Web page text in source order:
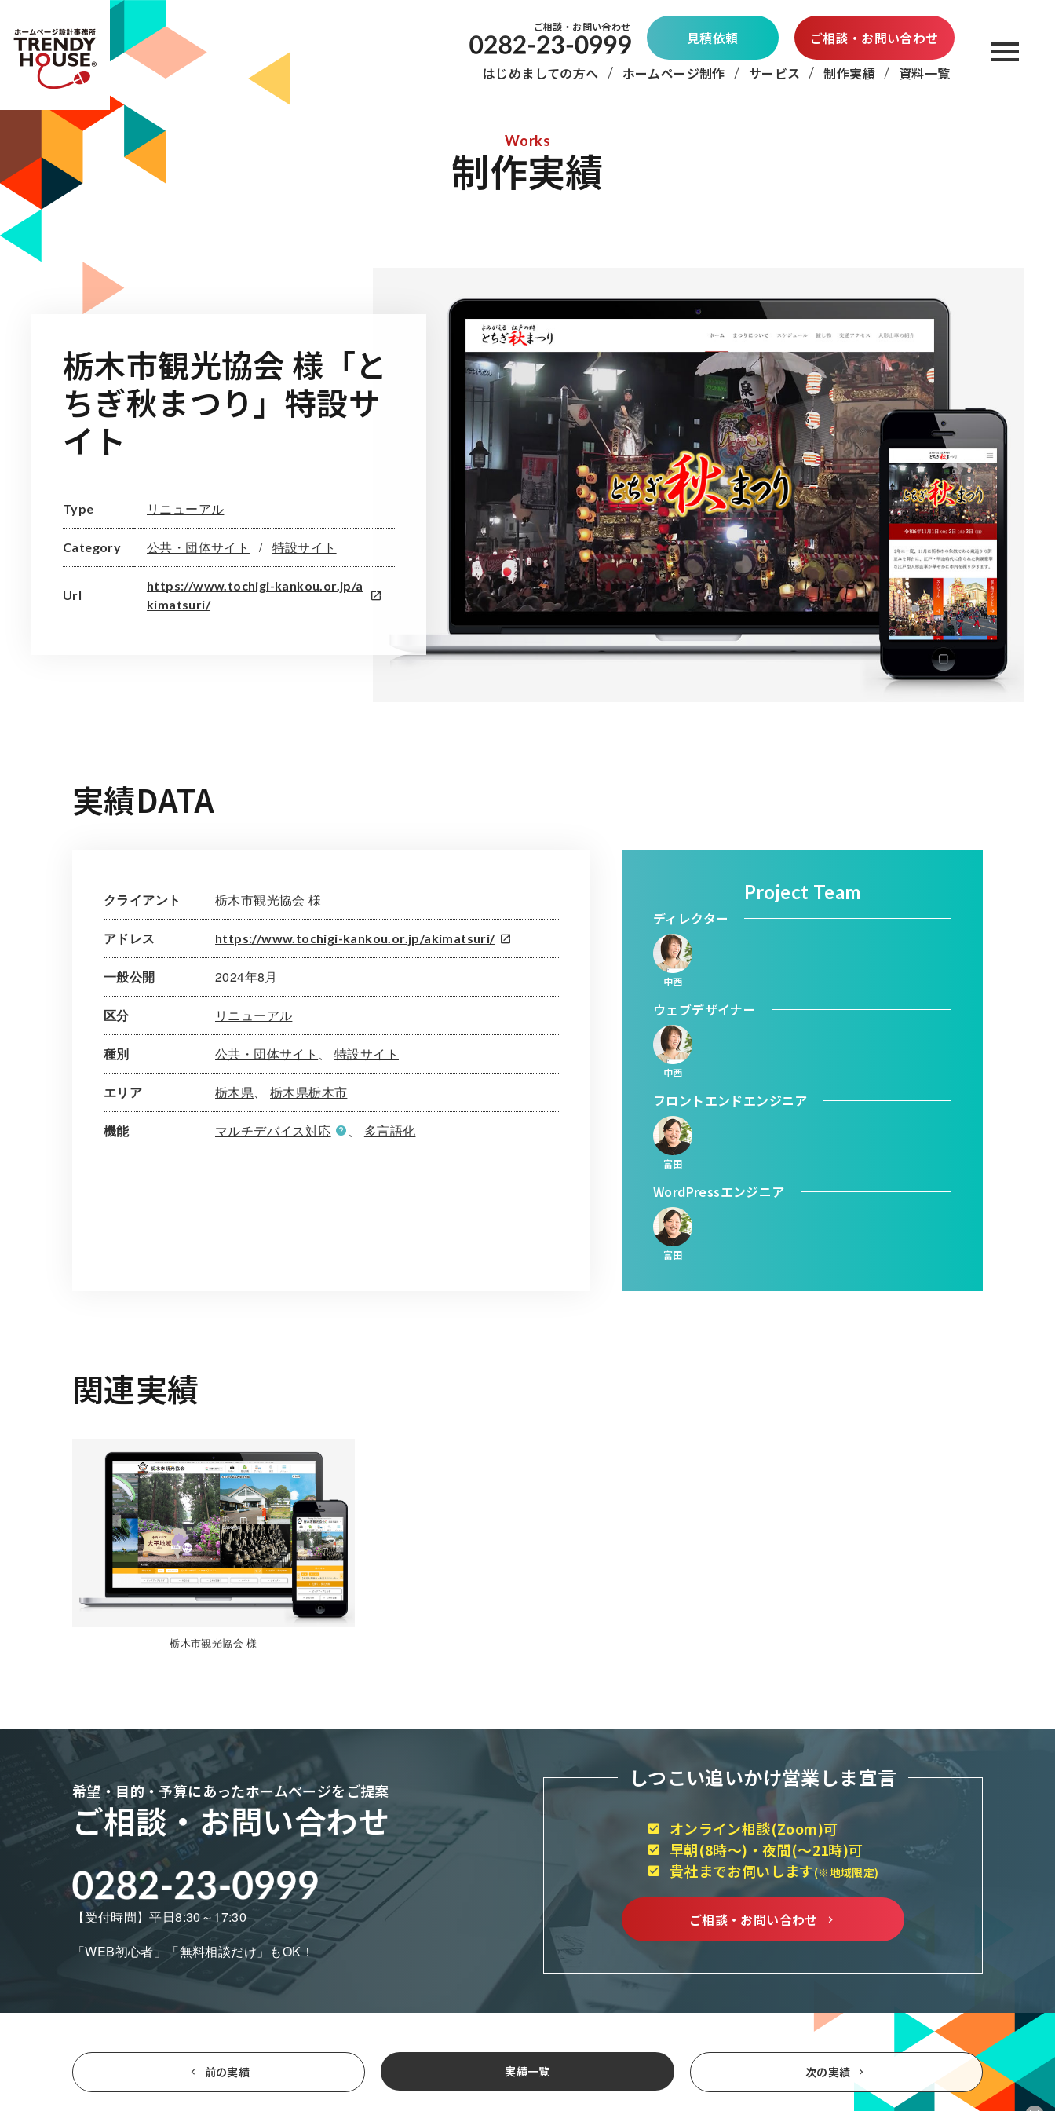
はじめましての方へ ホームページ制作 サービス 制作実績 資料一覧
ご相談・お問い合わせ
見積依頼 ご相談・お問い合わせ
Works
制作実績
栃木市観光協会 様「と
ちぎ秋まつり」特設サ
イト
Type リニューアル
Category 公共・団体サイト 特設サイト
Url
https://www.tochigi-kankou.or.jp/a
kimatsuri/
実績DATA
クライアント 栃木市観光協会 様
アドレス https://www.tochigi-kankou.or.jp/akimatsuri/
一般公開 2024年8月
区分 リニューアル
種別 公共・団体サイト 特設サイト
エリア 栃木県 栃木県栃木市
機能 マルチデバイス対応 多言語化
Project Team
ディレクター
中西
ウェブデザイナー
中西
フロントエンドエンジニア
富田
WordPressエンジニア
富田
関連実績
栃木市観光協会 様
希望・目的・予算にあったホームページをご提案
ご相談・お問い合わせ
【受付時間】平日8:30～17:30
「WEB初心者」「無料相談だけ」もOK！
しつこい追いかけ営業しま宣言
オンライン相談(Zoom)可
早朝(8時～)・夜間(～21時)可
貴社までお伺いします(※地域限定)
ご相談・お問い合わせ
前の実績 次の実績
実績一覧